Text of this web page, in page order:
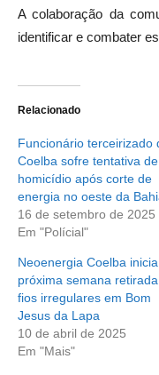
A colaboração da
identificar e combater
Relacionado
Funcionário terceirizado
Coelba sofre tentativa de
homicídio após corte de
energia no oeste da
16 de setembro de 2025
Em "Polícial"
Neoenergia Coelba
próxima semana
fios irregulares em Bom
Jesus da Lapa
10 de abril de 2025
Em "Mais"